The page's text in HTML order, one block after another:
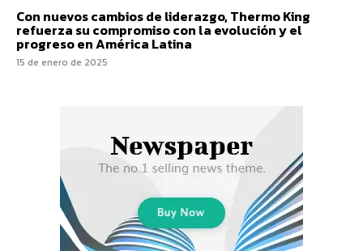
Con nuevos cambios de liderazgo, Thermo King
refuerza su compromiso con la evolución y el
progreso en América Latina
15 de enero de 2025